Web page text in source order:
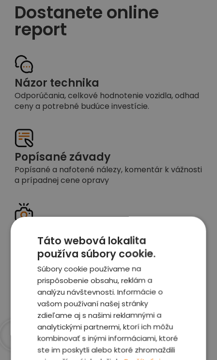
Dostanete online
report
Názor technika
Odporúčania, celkové hodnotenie vozidla, odhad
ceny a potrebné budúce investície.
Popísané závady
Popísané a nafotené nálezy, komentár k vážnosti
a prípadnej cene opravy
Celé auto z exteriéru aj interiéru nafotíme
vrátane závad a poškodení
Zobraziť report
Táto webová lokalita
používa súbory cookie.
Súbory cookie používame na
prispôsobenie obsahu, reklám a
analýzu návštevnosti. Informácie o
vašom používaní našej stránky
zdieľame aj s našimi reklamnými a
analytickými partnermi, ktorí ich môžu
kombinovať s inými informáciami, ktoré
ste im poskytli alebo ktoré zhromaždili